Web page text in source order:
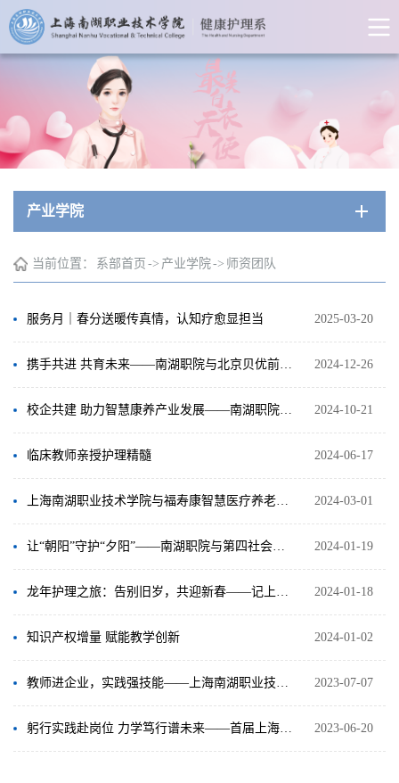
产业学院
当前位置： 系部首页 -> 产业学院-> 师资团队
2025-03-20
服务月｜春分送暖传真情，认知疗愈显担当
2024-12-26
携手共进 共育未来——南湖职院与北京贝优前程教育科技有限公司签署校企合作协议
2024-10-21
校企共建 助力智慧康养产业发展——南湖职院与上海福苑康养集团签署校企合作协议
2024-06-17
临床教师亲授护理精髓
2024-03-01
上海南湖职业技术学院与福寿康智慧医疗养老服务（上海）有限公司签署校企合作产教融合协议
2024-01-19
让“朝阳”守护“夕阳”——南湖职院与第四社会福利院签署校企合作协议
2024-01-18
龙年护理之旅：告别旧岁，共迎新春——记上海市南湖职业技术学院2024年仁济班“祥龙昂首 万象启新”活动
2024-01-02
知识产权增量 赋能教学创新
2023-07-07
教师进企业，实践强技能——上海南湖职业技术学院健康护理系教师正式开启企业实践
2023-06-20
躬行实践赴岗位 力学笃行谱未来——首届上海南湖职业技术学院护理专业学生顺利进入临床实习